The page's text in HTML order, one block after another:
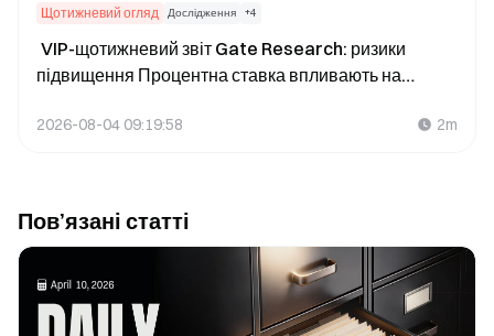
Щотижневий огляд Дослідження +4
VIP-щотижневий звіт Gate Research: ризики
підвищення Процентна ставка впливають на
липня 2026 року — 2 серпня 2026 року)
2026-08-04 09:19:58 2m
Пов’язані статті